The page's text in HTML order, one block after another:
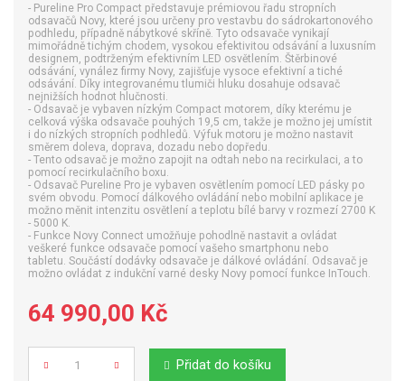
- Pureline Pro Compact představuje prémiovou řadu stropních
odsavačů Novy, které jsou určeny pro vestavbu do sádrokartonového
podhledu, případně nábytkové skříně. Tyto odsavače vynikají
mimořádně tichým chodem, vysokou efektivitou odsávání a luxusním
designem, podtrženým efektivním LED osvětlením. Štěrbinové
odsávání, vynález firmy Novy, zajišťuje vysoce efektivní a tiché
odsávání. Díky integrovanému tlumiči hluku dosahuje odsavač
nejnižších hodnot hlučnosti.
- Odsavač je vybaven nízkým Compact motorem, díky kterému je
celková výška odsavače pouhých 19,5 cm, takže je možno jej umístit
i do nízkých stropních podhledů. Výfuk motoru je možno nastavit
směrem doleva, doprava, dozadu nebo dopředu.
- Tento odsavač je možno zapojit na odtah nebo na recirkulaci, a to
pomocí recirkulačního boxu.
- Odsavač Pureline Pro je vybaven osvětlením pomocí LED pásky po
svém obvodu. Pomocí dálkového ovládání nebo mobilní aplikace je
možno měnit intenzitu osvětlení a teplotu bílé barvy v rozmezí 2700 K
- 5000 K.
- Funkce Novy Connect umožňuje pohodlně nastavit a ovládat
veškeré funkce odsavače pomocí vašeho smartphonu nebo
tabletu. Součástí dodávky odsavače je dálkové ovládání. Odsavač je
možno ovládat z indukční varné desky Novy pomocí funkce InTouch.
64 990,00 Kč
Počet Přidat do košíku